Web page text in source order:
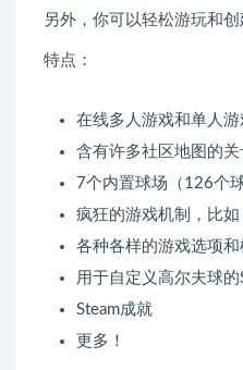
另外，你可以轻松游玩和创
特点：
在线多人游戏和单人游
含有许多社区地图的关
7个内置球场（126个
疯狂的游戏机制，比
各种各样的游戏选项
用于自定义高尔夫球的
Steam成就
更多！